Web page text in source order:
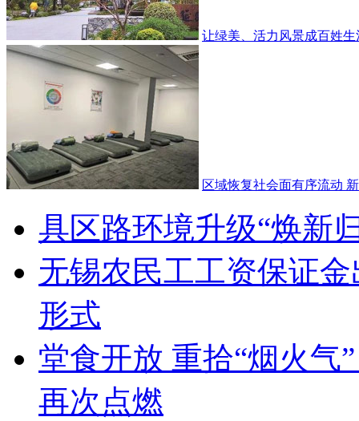
让绿美、活力风景成百姓
区域恢复社会面有序流动
具区路环境升级“焕新
无锡农民工工资保证
形式
堂食开放 重拾“烟火气
再次点燃